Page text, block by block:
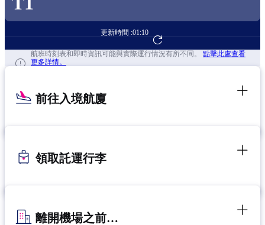
更新時間 :01:10
前往航班預訂
航班時刻表和即時資訊可能與實際運行情況有所不同。 點擊此處查看
更多詳情。
前往入境航廈
領取託運行李
離開機場之前…